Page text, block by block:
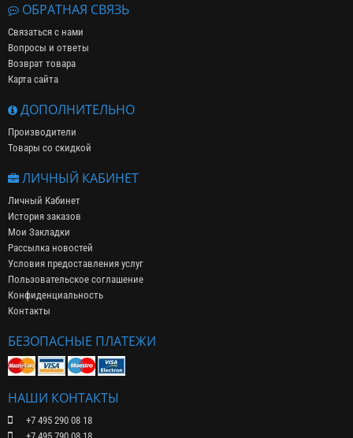
ОБРАТНАЯ СВЯЗЬ
Связаться с нами
Вопросы и ответы
Возврат товара
Карта сайта
ДОПОЛНИТЕЛЬНО
Производители
Товары со скидкой
ЛИЧНЫЙ КАБИНЕТ
Личный Кабинет
История заказов
Мои Закладки
Рассылка новостей
Условия предоставления услуг
Пользовательское соглашение
Конфиденциальность
Контакты
БЕЗОПАСНЫЕ ПЛАТЕЖИ
НАШИ КОНТАКТЫ
+7 495 290 08 18